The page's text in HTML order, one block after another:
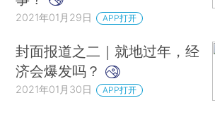
2021年01月29日 APP打开
封面报道之二｜就地过年，经
济会爆发吗？
2021年01月30日 APP打开